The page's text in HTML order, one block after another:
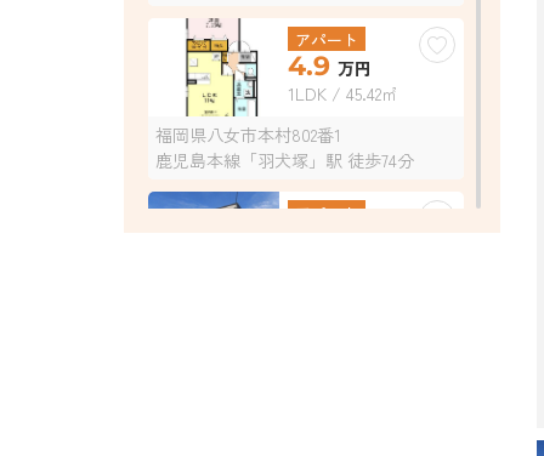
アパート
4.9 万円
1LDK / 45.42㎡
福岡県八女市本村802番1
鹿児島本線「羽犬塚」駅 徒歩74分
アパート